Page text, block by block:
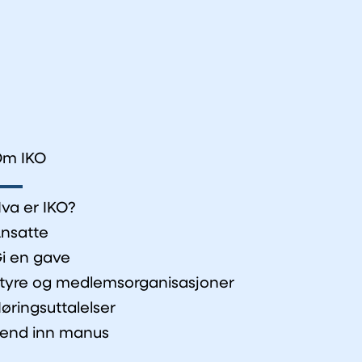
IKO
er IKO?
en gave
og medlemsorganisasjoner
inn manus